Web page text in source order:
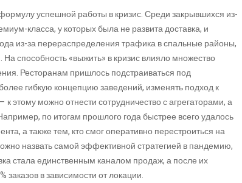
успешной работы в кризис. Среди закрывшихся из-
класса, у которых была не развита доставка, и
из-за перераспределения трафика в спальные районы,
способность «выжить» в кризис влияло множество
Ресторанам пришлось подстраиваться под
гибкую концепцию заведений, изменять подход к
этому можно отнести сотрудничество с агрегаторами, а
по итогам прошлого года быстрее всего удалось
а также тем, кто смог оперативно перестроиться на
назвать самой эффективной стратегией в пандемию,
стала единственным каналом продаж, а после их
в зависимости от локации.